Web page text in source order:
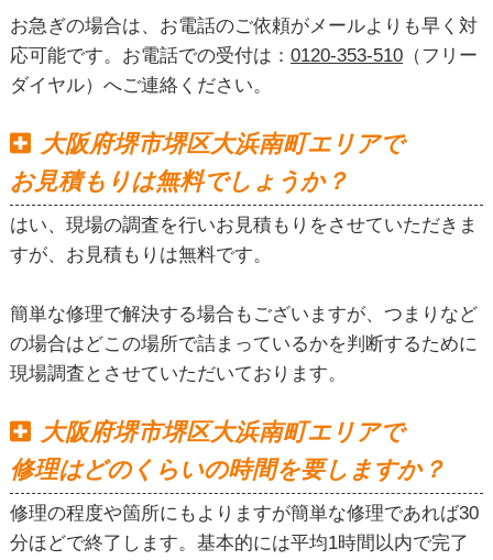
お急ぎの場合は、お電話のご依頼がメールよりも早く対
応可能です。お電話での受付は： 0120-353-510（フリー
ダイヤル）へご連絡ください。
大阪府堺市堺区大浜南町エリアで
お見積もりは無料でしょうか？
はい、現場の調査を行いお見積もりをさせていただきま
すが、お見積もりは無料です。
簡単な修理で解決する場合もございますが、つまりなど
の場合はどこの場所で詰まっているかを判断するために
現場調査とさせていただいております。
大阪府堺市堺区大浜南町エリアで
修理はどのくらいの時間を要しますか？
修理の程度や箇所にもよりますが簡単な修理であれば30
分ほどで終了します。基本的には平均1時間以内で完了